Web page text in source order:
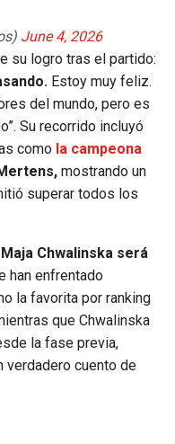
June 4, 2026
su logro tras el partido:
Estoy muy feliz.
del mundo, pero es
Su recorrido incluyó
como la campeona
mostrando un
superar todos los
Chwalinska será
han enfrentado
la favorita por ranking
que Chwalinska
la fase previa,
verdadero cuento de